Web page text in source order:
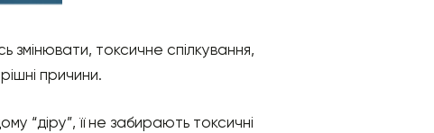
токсичне спілкування,
причини.
“діру”, її не забирають токсичні